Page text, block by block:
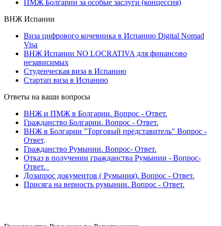
ПМЖ Болгарии за особые заслуги (концессия)
ВНЖ Испании
Виза цифрового кочевника в Испанию Digital Nomad
Visa
ВНЖ Испании NO LOCRATIVA для финансово
независимых
Студенческая виза в Испанию
Стартап виза в Испанию
Ответы на ваши вопросы
ВНЖ и ПМЖ в Болгарии. Вопрос - Ответ.
Гражданство Болгарии. Вопрос - Ответ.
ВНЖ в Болгарии "Торговый представитель" Вопрос -
Ответ.
Гражданство Румынии. Вопрос- Ответ.
Отказ в получении гражданства Румынии - Вопрос-
Ответ.
Дозапрос документов ( Румыния). Вопрос - Ответ.
Присяга на верность румынии. Вопрос - Ответ.